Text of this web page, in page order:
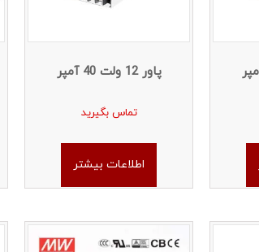
پاور 12 ولت 40 آمپر
تماس بگیرید
اطلاعات بیشتر